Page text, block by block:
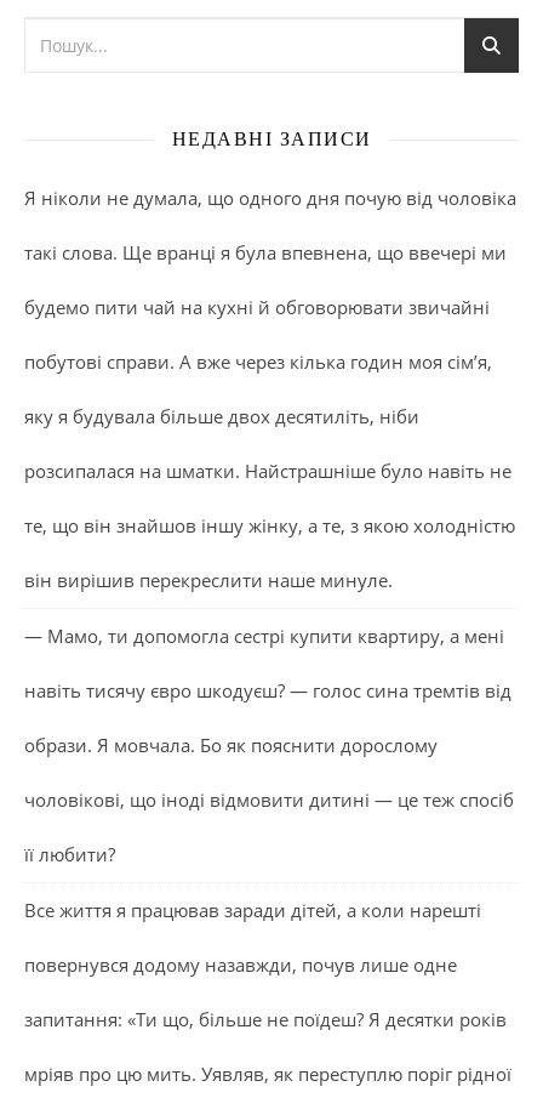
НЕДАВНІ ЗАПИСИ
Я ніколи не думала, що одного дня почую від чоловіка
такі слова. Ще вранці я була впевнена, що ввечері ми
будемо пити чай на кухні й обговорювати звичайні
побутові справи. А вже через кілька годин моя сім’я,
яку я будувала більше двох десятиліть, ніби
розсипалася на шматки. Найстрашніше було навіть не
те, що він знайшов іншу жінку, а те, з якою холодністю
він вирішив перекреслити наше минуле.
— Мамо, ти допомогла сестрі купити квартиру, а мені
навіть тисячу євро шкодуєш? — голос сина тремтів від
образи. Я мовчала. Бо як пояснити дорослому
чоловікові, що іноді відмовити дитині — це теж спосіб
її любити?
Все життя я працював заради дітей, а коли нарешті
повернувся додому назавжди, почув лише одне
запитання: «Ти що, більше не поїдеш? Я десятки років
мріяв про цю мить. Уявляв, як переступлю поріг рідної